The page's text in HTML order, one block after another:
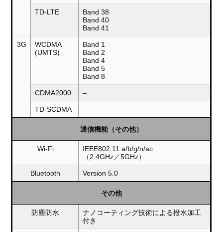
TD-LTE
Band 38
Band 40
Band 41
3G
WCDMA
(UMTS)
Band 1
Band 2
Band 4
Band 5
Band 8
CDMA2000 –
TD-SCDMA –
通信機能（その他）
Wi-Fi
IEEE802.11 a/b/g/n/ac
（2.4GHz／5GHz）
Bluetooth Version 5.0
その他
防塵防水
ナノコーティング技術による撥水加工
付き